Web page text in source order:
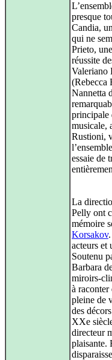
presque
Candia,
qui ne
Prieto,
réussite
Valeriano
(Rebecca
Nannetta
principale
musicale,
Rustioni,
essaie de
La
Pelly ont
mémoire
Korsakov
acteurs et
Soutenu
Barbara
miroirs-
à raconter
pleine de
des
XXe
directeur
plaisante.